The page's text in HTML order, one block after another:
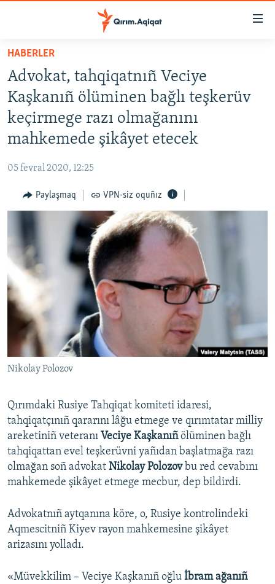
Esas
qaytmaq
Baş
navigatsiyağa
qaytmaq
Qıdıruvğa
HABERLER
SİYASET
İQTİSADİYAT
CEMİYET
İNSAN AQLARI
VİDEO
SÜRET
BLOGLAR
FİKİR
Русский
Українською
QOŞULIÑIZ!
RFE/RS bütün saytları
HABERLER
Advokat, tahqiqatnıñ Veciye
Kaşkanıñ ölüminen bağlı teşkerüv
keçirmege razı olmağanını
mahkemede şikâyet etecek
05 fevral 2020, 12:25
Paylaşmaq VPN-siz oquñız
Nikolay Polozov
Qırımdaki Rusiye Tahqiqat komiteti idaresi,
tahqiqatçınıñ qararını lâğu etmege ve qırımtatar milliy
areketiniñ veteranı Veciye Kaşkanıñölüminen bağlı
tahqiqattan evel teşkerüvni yañıdan başlatmağa razı
olmağan soñ advokat Nikolay Polozovbu red cevabını
mahkemede şikâyet etmege mecbur, dep bildirdi.
Advokatnıñ aytqanına köre, o, Rusiye kontrolindeki
Aqmescitniñ Kiyev rayon mahkemesine şikâyet
arizasını yolladı.
«Müvekkilim – Veciye Kaşkanıñ oğlu İbram ağanıñ